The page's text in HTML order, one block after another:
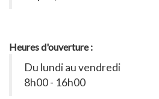
Heures d'ouverture :
Du lundi au vendredi
8h00 - 16h00